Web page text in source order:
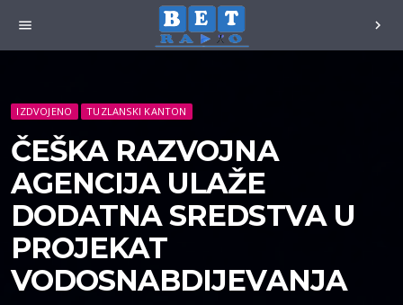
menu chevron_right
IZDVOJENO TUZLANSKI KANTON
ČEŠKA RAZVOJNA
AGENCIJA ULAŽE
DODATNA SREDSTVA U
PROJEKAT
VODOSNABDIJEVANJA